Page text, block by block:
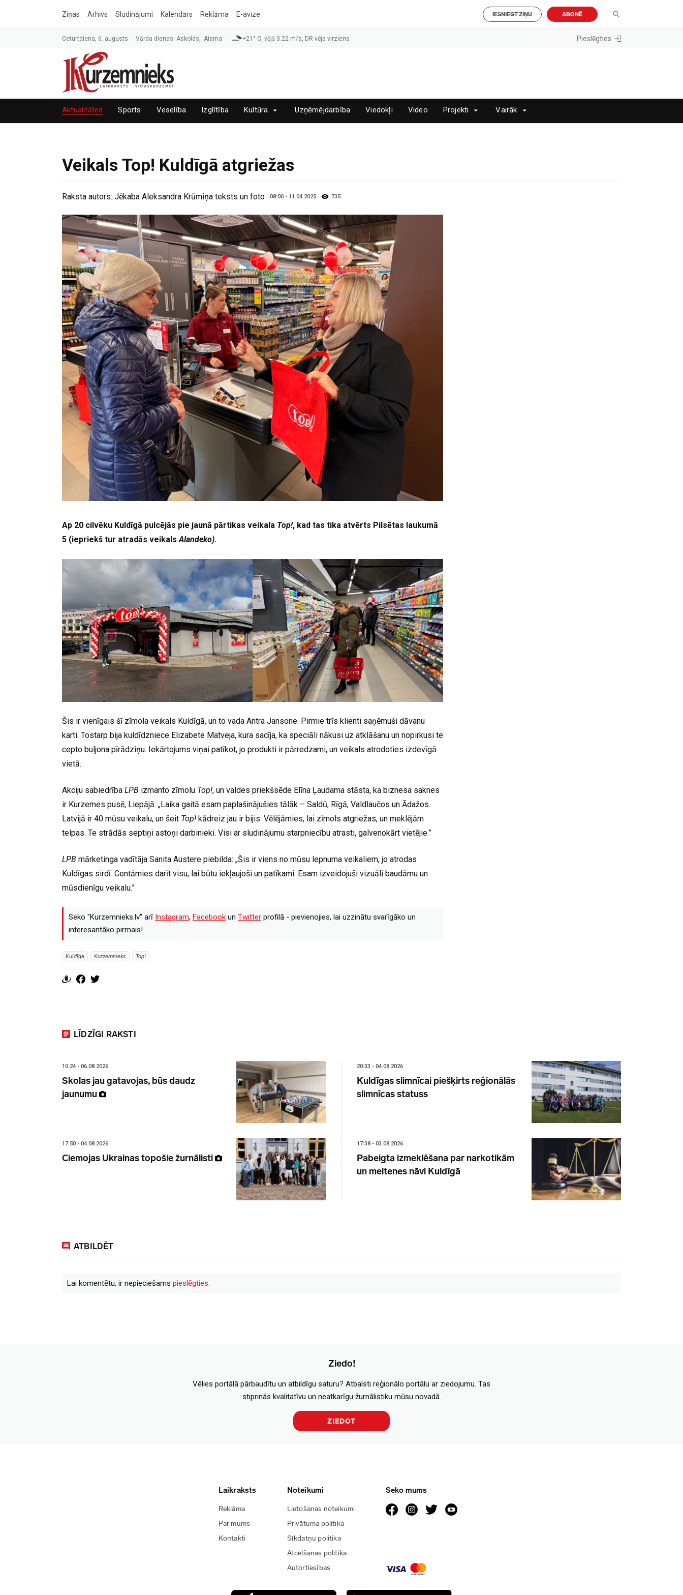
Ziņas Arhīvs Sludinājumi Kalendārs Reklāma E-avīze IESNIEGT ZIŅU ABONĒ
Ceturtdiena, 6. augusts Vārda dienas: Askolds, Aisma +21° C, vējš 3.22 m/s, DR vēja virziens Pieslēgties
Aktualitātes Sports Veselība Izglītība Kultūra Uzņēmējdarbība Viedokļi Video Projekti Vairāk
Veikals Top! Kuldīgā atgriežas
Raksta autors: Jēkaba Aleksandra Krūmiņa teksts un foto 08:00 - 11.04.2025 735
Ap 20 cilvēku Kuldīgā pulcējās pie jaunā pārtikas veikala Top!, kad tas tika atvērts Pilsētas laukumā
5 (iepriekš tur atradās veikals Alandeko).
Šis ir vienīgais šī zīmola veikals Kuldīgā, un to vada Antra Jansone. Pirmie trīs klienti saņēmuši dāvanu
karti. Tostarp bija kuldīdzniece Elizabete Matveja, kura sacīja, ka speciāli nākusi uz atklāšanu un nopirkusi te
cepto buljona pīrādziņu. Iekārtojums viņai patīkot, jo produkti ir pārredzami, un veikals atrodoties izdevīgā
vietā.
Akciju sabiedrība LPB izmanto zīmolu Top!, un valdes priekšsēde Elīna Ļaudama stāsta, ka biznesa saknes
ir Kurzemes pusē, Liepājā: „Laika gaitā esam paplašinājušies tālāk – Saldū, Rīgā, Valdlaučos un Ādažos.
Latvijā ir 40 mūsu veikalu, un šeit Top! kādreiz jau ir bijis. Vēlējāmies, lai zīmols atgriežas, un meklējām
telpas. Te strādās septiņi astoņi darbinieki. Visi ar sludinājumu starpniecību atrasti, galvenokārt vietējie.”
LPB mārketinga vadītāja Sanita Austere piebilda: „Šis ir viens no mūsu lepnuma veikaliem, jo atrodas
Kuldīgas sirdī. Centāmies darīt visu, lai būtu iekļaujoši un patīkami. Esam izveidojuši vizuāli baudāmu un
mūsdienīgu veikalu.”
Seko "Kurzemnieks.lv" arī Instagram, Facebook un Twitter profilā - pievienojies, lai uzzinātu svarīgāko un
interesantāko pirmais!
Kuldīga Kurzemnieks Top!
LĪDZĪGI RAKSTI
10:24 - 06.08.2026
Skolas jau gatavojas, būs daudz
jaunumu
20:33 - 04.08.2026
Kuldīgas slimnīcai piešķirts reģionālās
slimnīcas statuss
17:50 - 04.08.2026
Ciemojas Ukrainas topošie žurnālisti
17:38 - 03.08.2026
Pabeigta izmeklēšana par narkotikām
un meitenes nāvi Kuldīgā
ATBILDĒT
Lai komentētu, ir nepieciešams pieslēgties.
Ziedo!
Vēlies portālā pārbaudītu un atbildīgu saturu? Atbalsti reģionālo portālu ar ziedojumu. Tas
stiprinās kvalitatīvu un neatkarīgu žurnālistiku mūsu novadā.
ZIEDOT
Laikraksts
Reklāma
Par mums
Kontakti
Noteikumi
Lietošanas noteikumi
Privātuma politika
Sīkdatņu politika
Atcelšanas politika
Autortiesības
Seko mums